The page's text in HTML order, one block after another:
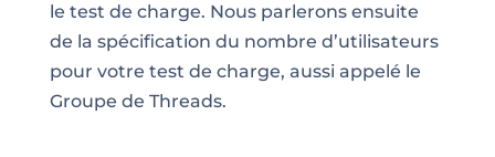
le test de charge. Nous parlerons ensuite
de la spécification du nombre d’utilisateurs
pour votre test de charge, aussi appelé le
Groupe de Threads.